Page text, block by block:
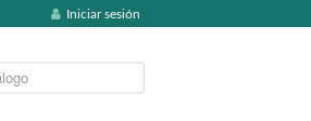
Iniciar sesión